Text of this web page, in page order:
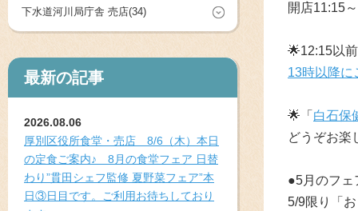
下水道河川局庁舎 売店(34)
最新の記事
2026.08.06
厚別区役所食堂・売店 8/6（木）本日
の定食ご案内♪ 8月の食堂フェア 日替
わり”貫田シェフ監修 夏野菜フェア”本
日③日目です。ご利用お待ちしており
開店11:15～
🌟12:15以
13時以降に
🌟 「 白石保
どうぞお
●5月のフェ
5/9限り「